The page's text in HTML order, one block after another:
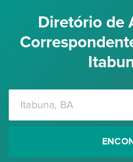
Diretório de